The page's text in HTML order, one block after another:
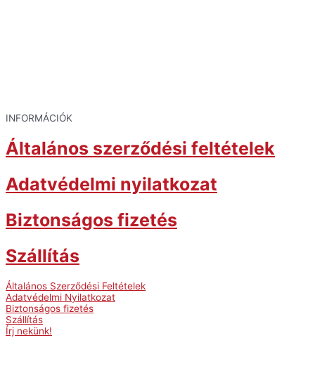
INFORMÁCIÓK
Általános szerződési feltételek
Adatvédelmi nyilatkozat
Biztonságos fizetés
Szállítás
Általános Szerződési Feltételek
Adatvédelmi Nyilatkozat
Biztonságos fizetés
Szállítás
Írj nekünk!